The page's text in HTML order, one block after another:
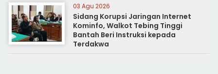
03 Agu 2026
Sidang Korupsi Jaringan Internet
Kominfo, Walkot Tebing Tinggi
Bantah Beri Instruksi kepada
Terdakwa